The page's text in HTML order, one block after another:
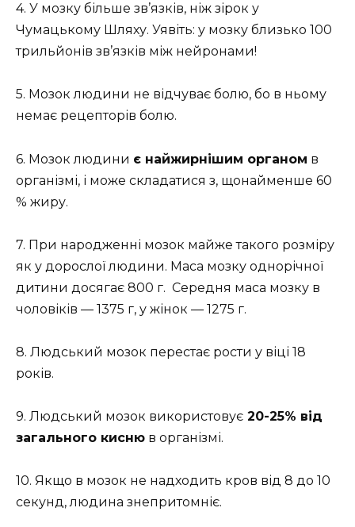
4. У мозку більше зв’язків, ніж зірок у
Чумацькому Шляху. Уявіть: у мозку близько 100
трильйонів зв’язків між нейронами!
5. Мозок людини не відчуває болю, бо в ньому
немає рецепторів болю.
6. Мозок людини є найжирнішим органом в
організмі, і може складатися з, щонайменше 60
% жиру.
7. При народженні мозок майже такого розміру
як у дорослої людини. Маса мозку однорічної
дитини досягає 800 г. Середня маса мозку в
чоловіків — 1375 г, у жінок — 1275 г.
8. Людський мозок перестає рости у віці 18
років.
9. Людський мозок використовує 20-25% від
загального кисню в організмі.
10. Якщо в мозок не надходить кров від 8 до 10
секунд, людина знепритомніє.